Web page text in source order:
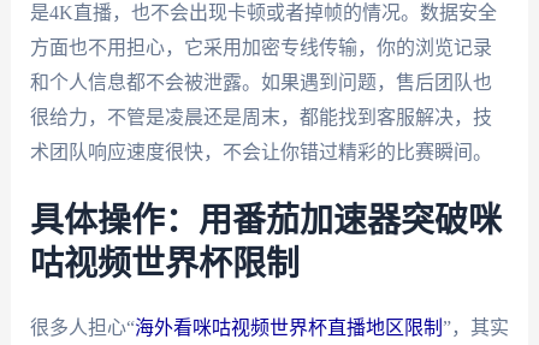
是4K直播，也不会出现卡顿或者掉帧的情况。数据安全
方面也不用担心，它采用加密专线传输，你的浏览记录
和个人信息都不会被泄露。如果遇到问题，售后团队也
很给力，不管是凌晨还是周末，都能找到客服解决，技
术团队响应速度很快，不会让你错过精彩的比赛瞬间。
具体操作：用番茄加速器突破咪
咕视频世界杯限制
很多人担心“海外看咪咕视频世界杯直播地区限制 ”，其实